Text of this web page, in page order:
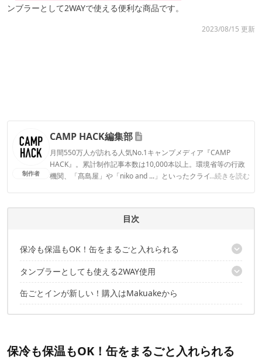
ンブラーとして2WAYで使える便利な商品です。
2023/08/15 更新
制作者
CAMP HACK編集部
月間550万人が訪れる人気No.1キャンプメディア『CAMP
HACK』。累計制作記事本数は10,000本以上。環境省等の行政
機関、「髙島屋」や「niko and ...」といったクライアントとの
...続きを読む
CAMP HACK編集部のプロフィール
目次
保冷も保温もOK！缶をまるごと入れられる
500mlは蓋無しで保冷OK
タンブラーとしても使える2WAY使用
飲みやすさを求めて設計された飲み口
缶ごとインが新しい！購入はMakuakeから
保冷も保温もOK！缶をまるごと入れられる